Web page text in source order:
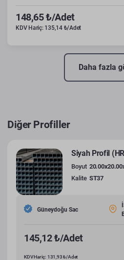
148,65 ₺/Adet
KDV Hariç: 135,14 ₺/Adet
Daha fazla
Diğer Profiller
Siyah Profil
Boyut
Kalite ST37
Güneydoğu Sac
145,12 ₺/Adet
KDV Hariç: 131,93 ₺/Adet